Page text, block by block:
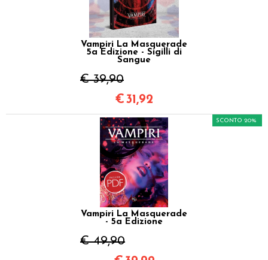
Vampiri La Masquerade
5a Edizione - Sigilli di
Sangue
€ 39,90
€31,92
Vampiri La Masquerade
- 5a Edizione
€ 49,90
SCONTO 20%